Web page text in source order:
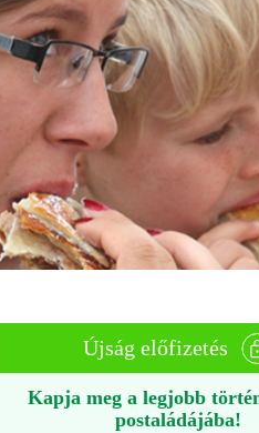
Újság előfizetés
Kapja meg a legjobb
postaládájába!